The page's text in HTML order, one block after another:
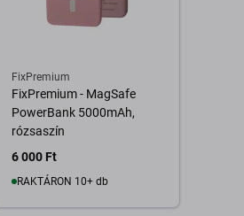
FixPremium
FixPremium - MagSafe
PowerBank 5000mAh,
rózsaszín
6 000 Ft
RAKTÁRON 10+ db